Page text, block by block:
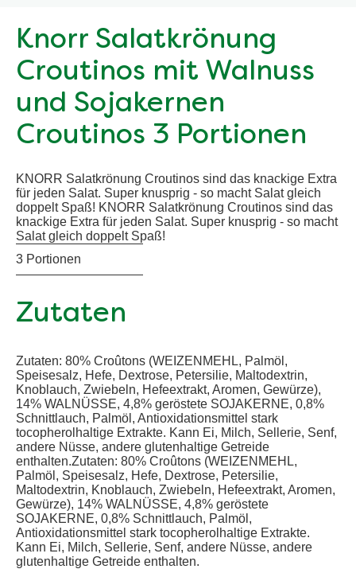
Knorr Salatkrönung
Croutinos mit Walnuss
und Sojakernen
Croutinos 3 Portionen
KNORR Salatkrönung Croutinos sind das knackige Extra
für jeden Salat. Super knusprig - so macht Salat gleich
doppelt Spaß! KNORR Salatkrönung Croutinos sind das
knackige Extra für jeden Salat. Super knusprig - so macht
Salat gleich doppelt Spaß!
3 Portionen
Zutaten
Zutaten: 80% Croûtons (WEIZENMEHL, Palmöl,
Speisesalz, Hefe, Dextrose, Petersilie, Maltodextrin,
Knoblauch, Zwiebeln, Hefeextrakt, Aromen, Gewürze),
14% WALNÜSSE, 4,8% geröstete SOJAKERNE, 0,8%
Schnittlauch, Palmöl, Antioxidationsmittel stark
tocopherolhaltige Extrakte. Kann Ei, Milch, Sellerie, Senf,
andere Nüsse, andere glutenhaltige Getreide
enthalten.Zutaten: 80% Croûtons (WEIZENMEHL,
Palmöl, Speisesalz, Hefe, Dextrose, Petersilie,
Maltodextrin, Knoblauch, Zwiebeln, Hefeextrakt, Aromen,
Gewürze), 14% WALNÜSSE, 4,8% geröstete
SOJAKERNE, 0,8% Schnittlauch, Palmöl,
Antioxidationsmittel stark tocopherolhaltige Extrakte.
Kann Ei, Milch, Sellerie, Senf, andere Nüsse, andere
glutenhaltige Getreide enthalten.